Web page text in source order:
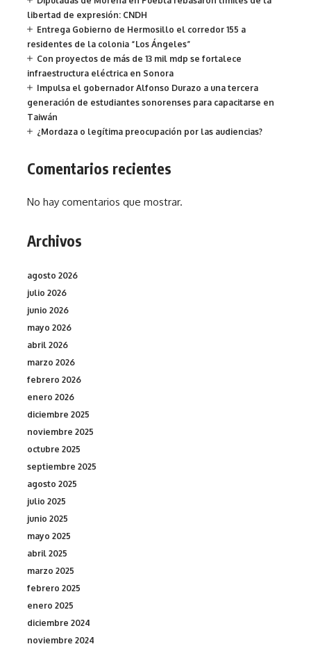
libertad de expresión: CNDH
Entrega Gobierno de Hermosillo el corredor 155 a
residentes de la colonia “Los Ángeles”
Con proyectos de más de 13 mil mdp se fortalece
infraestructura eléctrica en Sonora
Impulsa el gobernador Alfonso Durazo a una tercera
generación de estudiantes sonorenses para capacitarse en
Taiwán
¿Mordaza o legítima preocupación por las audiencias?
Comentarios recientes
No hay comentarios que mostrar.
Archivos
agosto 2026
julio 2026
junio 2026
mayo 2026
abril 2026
marzo 2026
febrero 2026
enero 2026
diciembre 2025
noviembre 2025
octubre 2025
septiembre 2025
agosto 2025
julio 2025
junio 2025
mayo 2025
abril 2025
marzo 2025
febrero 2025
enero 2025
diciembre 2024
noviembre 2024